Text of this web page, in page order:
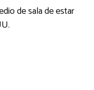
de sala de estar